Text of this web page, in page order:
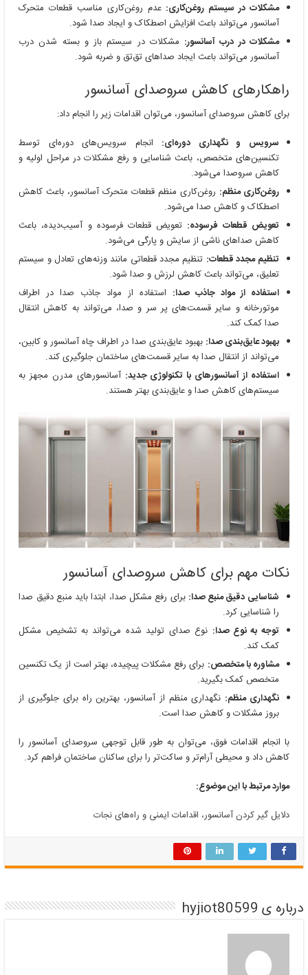
مشکلات در سیستم روغن‌کاری: عدم روغن‌کاری مناسب قطعات متحرک
آسانسور می‌تواند باعث افزایش اصطکاک و ایجاد صدا شود.
مشکلات در درب آسانسور: مشکلات در سیستم باز و بسته شدن درب
آسانسور می‌تواند باعث ایجاد صداهای تق‌تق و ضربه شود.
راهکارهای کاهش سروصدای آسانسور
برای کاهش سروصدای آسانسور، می‌توان اقدامات زیر را انجام داد:
سرویس و نگهداری دوره‌ای: انجام سرویس‌های دوره‌ای توسط
تکنسین‌های متخصص، باعث شناسایی و رفع مشکلات در مراحل اولیه و
کاهش سروصدا می‌شود.
روغن‌کاری منظم: روغن‌کاری منظم قطعات متحرک آسانسور، باعث کاهش
اصطکاک و کاهش صدا می‌شود.
تعویض قطعات فرسوده: تعویض قطعات فرسوده و آسیب‌دیده، باعث
کاهش صداهای ناشی از سایش و پارگی می‌شود.
تنظیم مجدد قطعات: تنظیم مجدد قطعاتی مانند وزنه‌های تعادل و سیستم
تعلیق، می‌تواند باعث کاهش لرزش و صدا شود.
استفاده از مواد جاذب صدا: استفاده از مواد جاذب صدا در اطراف
موتورخانه و سایر قسمت‌های پر سر و صدا، می‌تواند به کاهش انتقال
صدا کمک کند.
بهبود عایق‌بندی صدا: بهبود عایق‌بندی صدا در اطراف چاه آسانسور و کابین،
می‌تواند از انتقال صدا به سایر قسمت‌های ساختمان جلوگیری کند.
استفاده از آسانسورهای با تکنولوژی جدید: آسانسورهای مدرن مجهز به
سیستم‌های کاهش صدا و عایق‌بندی بهتر هستند.
نکات مهم برای کاهش سروصدای آسانسور
شناسایی دقیق منبع صدا: برای رفع مشکل صدا، ابتدا باید منبع دقیق صدا
را شناسایی کرد.
توجه به نوع صدا: نوع صدای تولید شده می‌تواند به تشخیص مشکل
کمک کند.
مشاوره با متخصص: برای رفع مشکلات پیچیده، بهتر است از یک تکنسین
متخصص کمک بگیرید.
نگهداری منظم: نگهداری منظم از آسانسور، بهترین راه برای جلوگیری از
بروز مشکلات و کاهش صدا است.
با انجام اقدامات فوق، می‌توان به طور قابل توجهی سروصدای آسانسور را
کاهش داد و محیطی آرام‌تر و ساکت‌تر را برای ساکنان ساختمان فراهم کرد.
موارد مرتبط با این موضوع:
دلایل گیر کردن آسانسور، اقدامات ایمنی و راه‌های نجات
درباره ی hyjiot80599